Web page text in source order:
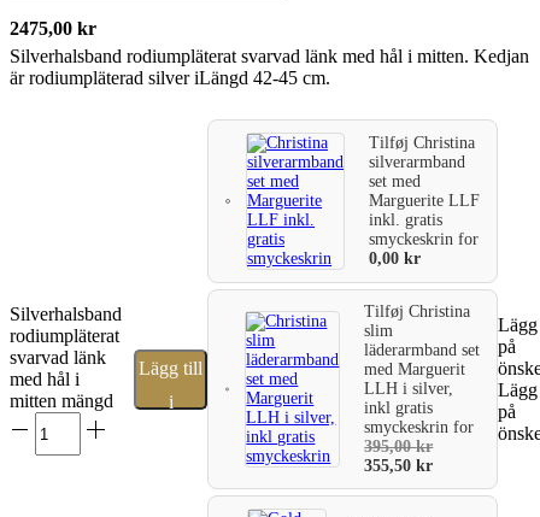
2475,00 kr
Silverhalsband rodiumpläterat svarvad länk med hål i mitten. Kedjan
är rodiumpläterad silver iLängd 42-45 cm.
Silverhalsband
rodiumpläterat
svarvad länk
med hål i
mitten mängd
Lägg till
i
TilføjChristina
silverarmband
set med
Marguerite LLF
inkl. gratis
smyckeskrinfor
0,00kr
TilføjChristina
slim
läderarmband set
med Marguerit
LLH i silver,
inkl gratis
smyckeskrinfor
395,00kr
355,50kr
på
på